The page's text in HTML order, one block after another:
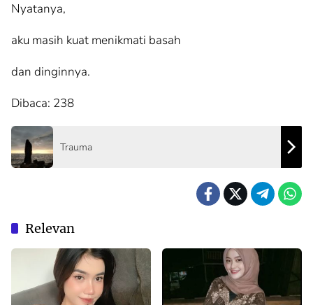
Nyatanya,
aku masih kuat menikmati basah
dan dinginnya.
Dibaca: 238
Trauma
Relevan